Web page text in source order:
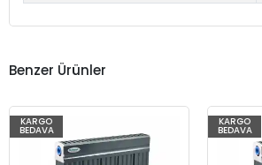
Benzer Ürünler
KARGO
BEDAVA
KARGO
BEDAVA